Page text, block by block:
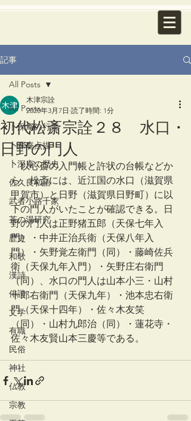
記事
All Posts
卜深庵の行事
卜深庵点描
卜深庵の歴史
佐久良私語
武者小路千家
茶の湯研究
歴史
和歌
漢詩
俳諧
文学
有職
民俗
神社
仏教
宗教
All Posts
初代松斎宗詮２８ 水口・
日野の門人
木津宗詮
2020年3月7日 読了時間: 1分
以心斎の入門帳と許状の台帳などか
ら、松斎には、近江国の水口（滋賀県
甲賀市）と日野（滋賀県日野町）に以
下の門人がいたことが確認できる。日
野の門人は正野猪五郎（天保七年入
門）・中井正治兵衛（天保八年入
門）・矢野覚左衛門（同）・藤崎佐兵
衛（天保九年入門）・矢野庄右衛門
（同）、水口の門人は山本小三・山村
十郎右衛門（天保九年）・池本忠右衛
門（天保十四年）・佐々木友笑
（同）・山村九郎治（同）・蓮花寺・
佐々木友賢山本三慶等である。